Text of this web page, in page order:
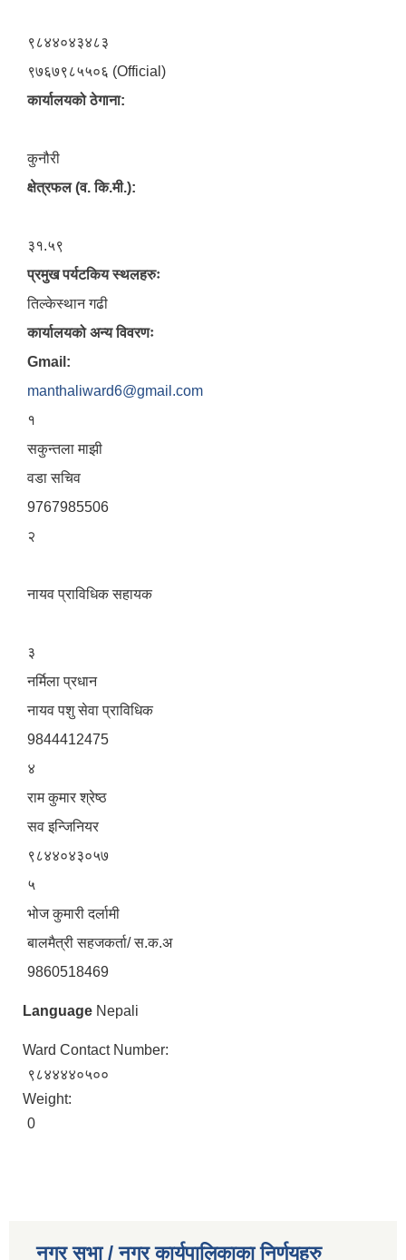
९८४४०४३४८३
९७६७९८५५०६ (Official)
कार्यालयको ठेगाना:
कुनौरी
क्षेत्रफल (व. कि.मी.):
३१.५९
प्रमुख पर्यटकिय स्थलहरुः
तिल्केस्थान गढी
कार्यालयको अन्य विवरणः
Gmail:
manthaliward6@gmail.com
१
सकुन्तला माझी
वडा सचिव
9767985506
२
नायव प्राविधिक सहायक
३
नर्मिला प्रधान
नायव पशु सेवा प्राविधिक
9844412475
४
राम कुमार श्रेष्ठ
सव इन्जिनियर
९८४४०४३०५७
५
भोज कुमारी दर्लामी
बालमैत्री सहजकर्ता/ स.क.अ
9860518469
Language Nepali
Ward Contact Number:
९८४४४४०५००
Weight:
0
नगर सभा / नगर कार्यपालिकाका निर्णयहरु